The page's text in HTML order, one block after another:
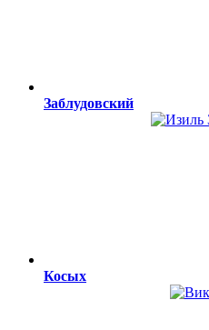
Заблудовский
Косых